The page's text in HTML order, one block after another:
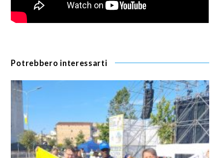
Potrebbero interessarti